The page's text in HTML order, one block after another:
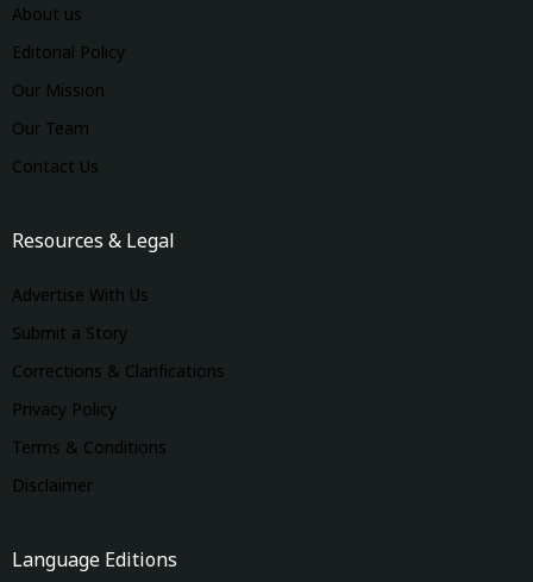
About us
Editorial Policy
Our Mission
Our Team
Contact Us
Resources & Legal
Advertise With Us
Submit a Story
Corrections & Clarifications
Privacy Policy
Terms & Conditions
Disclaimer
Language Editions